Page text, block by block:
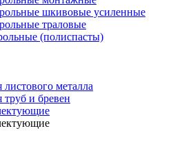
шкивовые усиленные
траловые
(полиспасты)
листового металла
труб и бревен